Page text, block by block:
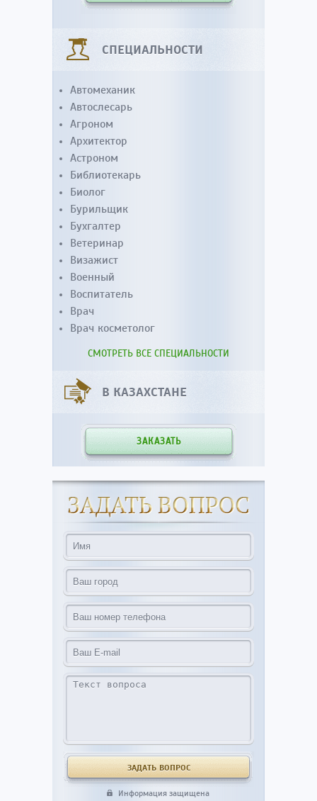
СПЕЦИАЛЬНОСТИ
Автомеханик
Автослесарь
Агроном
Архитектор
Астроном
Библиотекарь
Биолог
Бурильщик
Бухгалтер
Ветеринар
Визажист
Военный
Воспитатель
Врач
Врач косметолог
СМОТРЕТЬ ВСЕ СПЕЦИАЛЬНОСТИ
В КАЗАХСТАНЕ
ЗАКАЗАТЬ
Информация защищена